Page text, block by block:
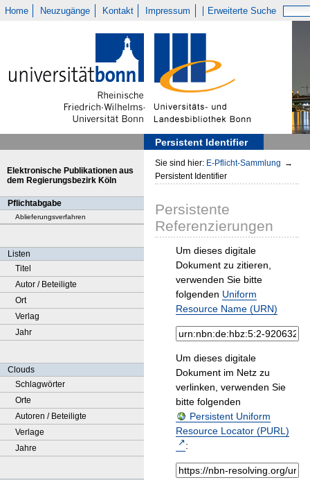
Home Neuzugänge Kontakt Impressum Erweiterte Suche
Persistent Identifier
Elektronische Publikationen aus
dem Regierungsbezirk Köln
Pflichtabgabe
Ablieferungsverfahren
Listen
Titel
Autor / Beteiligte
Ort
Verlag
Jahr
Clouds
Schlagwörter
Orte
Autoren / Beteiligte
Verlage
Jahre
Sie sind hier: E-Pflicht-Sammlung →
Persistent Identifier
Persistente
Referenzierungen
Um dieses digitale
Dokument zu zitieren,
verwenden Sie bitte
folgenden Uniform
Resource Name (URN)
Um dieses digitale
Dokument im Netz zu
verlinken, verwenden Sie
bitte folgenden
Persistent Uniform
Resource Locator (PURL)
: